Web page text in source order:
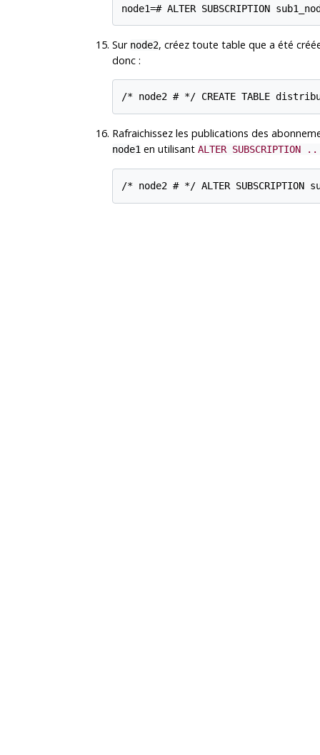
Sur node2, créez toute table que a été
donc :
Rafraichissez les publications des
node1en utilisant ALTER SUBSCRIPTION